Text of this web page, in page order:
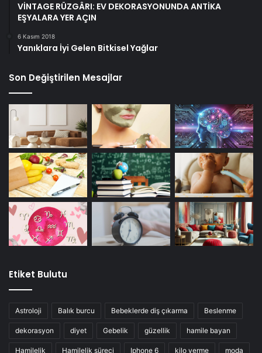
VİNTAGE RÜZGÂRI: EV DEKORASYONUNDA ANTİKA
EŞYALARA YER AÇIN
6 Kasım 2018
Yanıklara İyi Gelen Bitkisel Yağlar
Son Değiştirilen Mesajlar
Etiket Bulutu
Astroloji Balık burcu Bebeklerde diş çıkarma Beslenme
dekorasyon diyet Gebelik güzellik hamile bayan
Hamilelik Hamilelik süreci Iphone 6 kilo verme moda